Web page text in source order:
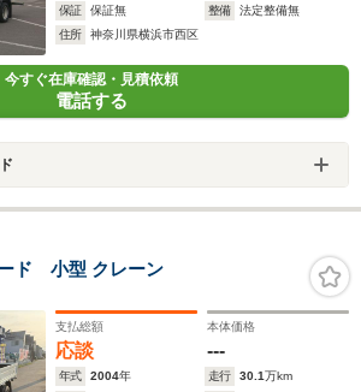
保証
保証無 整備
法定整備無
住所
神奈川県横浜市西区
今すぐ在庫確認・見積依頼
電話する
ド 小型 クレーン
支払総額
応談
本体価格
---
年式 2004年 走行 30.1万km